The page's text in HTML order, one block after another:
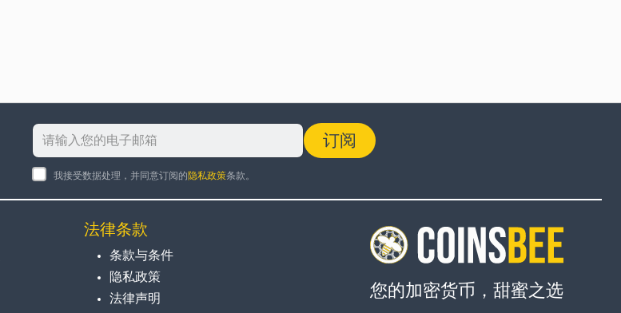
订阅
我接受数据处理，并同意订阅的隐私政策条款。
法律条款
条款与条件
隐私政策
法律声明
您的加密货币，甜蜜之选